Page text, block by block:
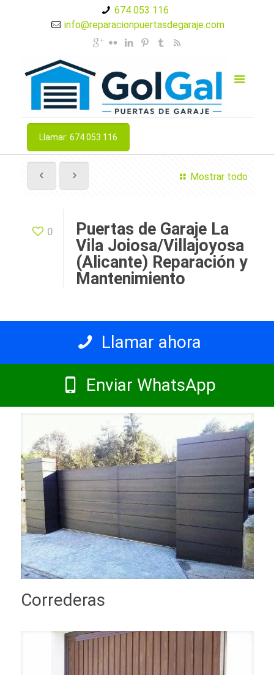
674 053 116
info@reparacionpuertasdegaraje.com
Llamar: 674 053 116
Mostrar todo
0
Puertas de Garaje La
Vila Joiosa/Villajoyosa
(Alicante) Reparación y
Mantenimiento
Llamar ahora
Enviar WhatsApp
Correderas